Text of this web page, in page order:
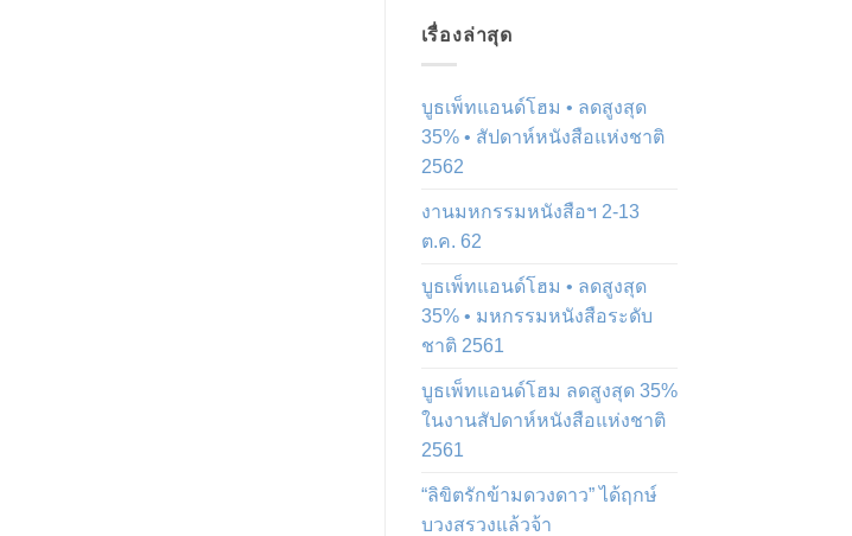
เรื่องล่าสุด
บูธเพ็ทแอนด์โฮม • ลดสูงสุด
35% • สัปดาห์หนังสือแห่งชาติ
2562
งานมหกรรมหนังสือฯ 2-13
ต.ค. 62
บูธเพ็ทแอนด์โฮม • ลดสูงสุด
35% • มหกรรมหนังสือระดับ
ชาติ 2561
บูธเพ็ทแอนด์โฮม ลดสูงสุด 35%
ในงานสัปดาห์หนังสือแห่งชาติ
2561
“ลิขิตรักข้ามดวงดาว” ได้ฤกษ์
บวงสรวงแล้วจ้า